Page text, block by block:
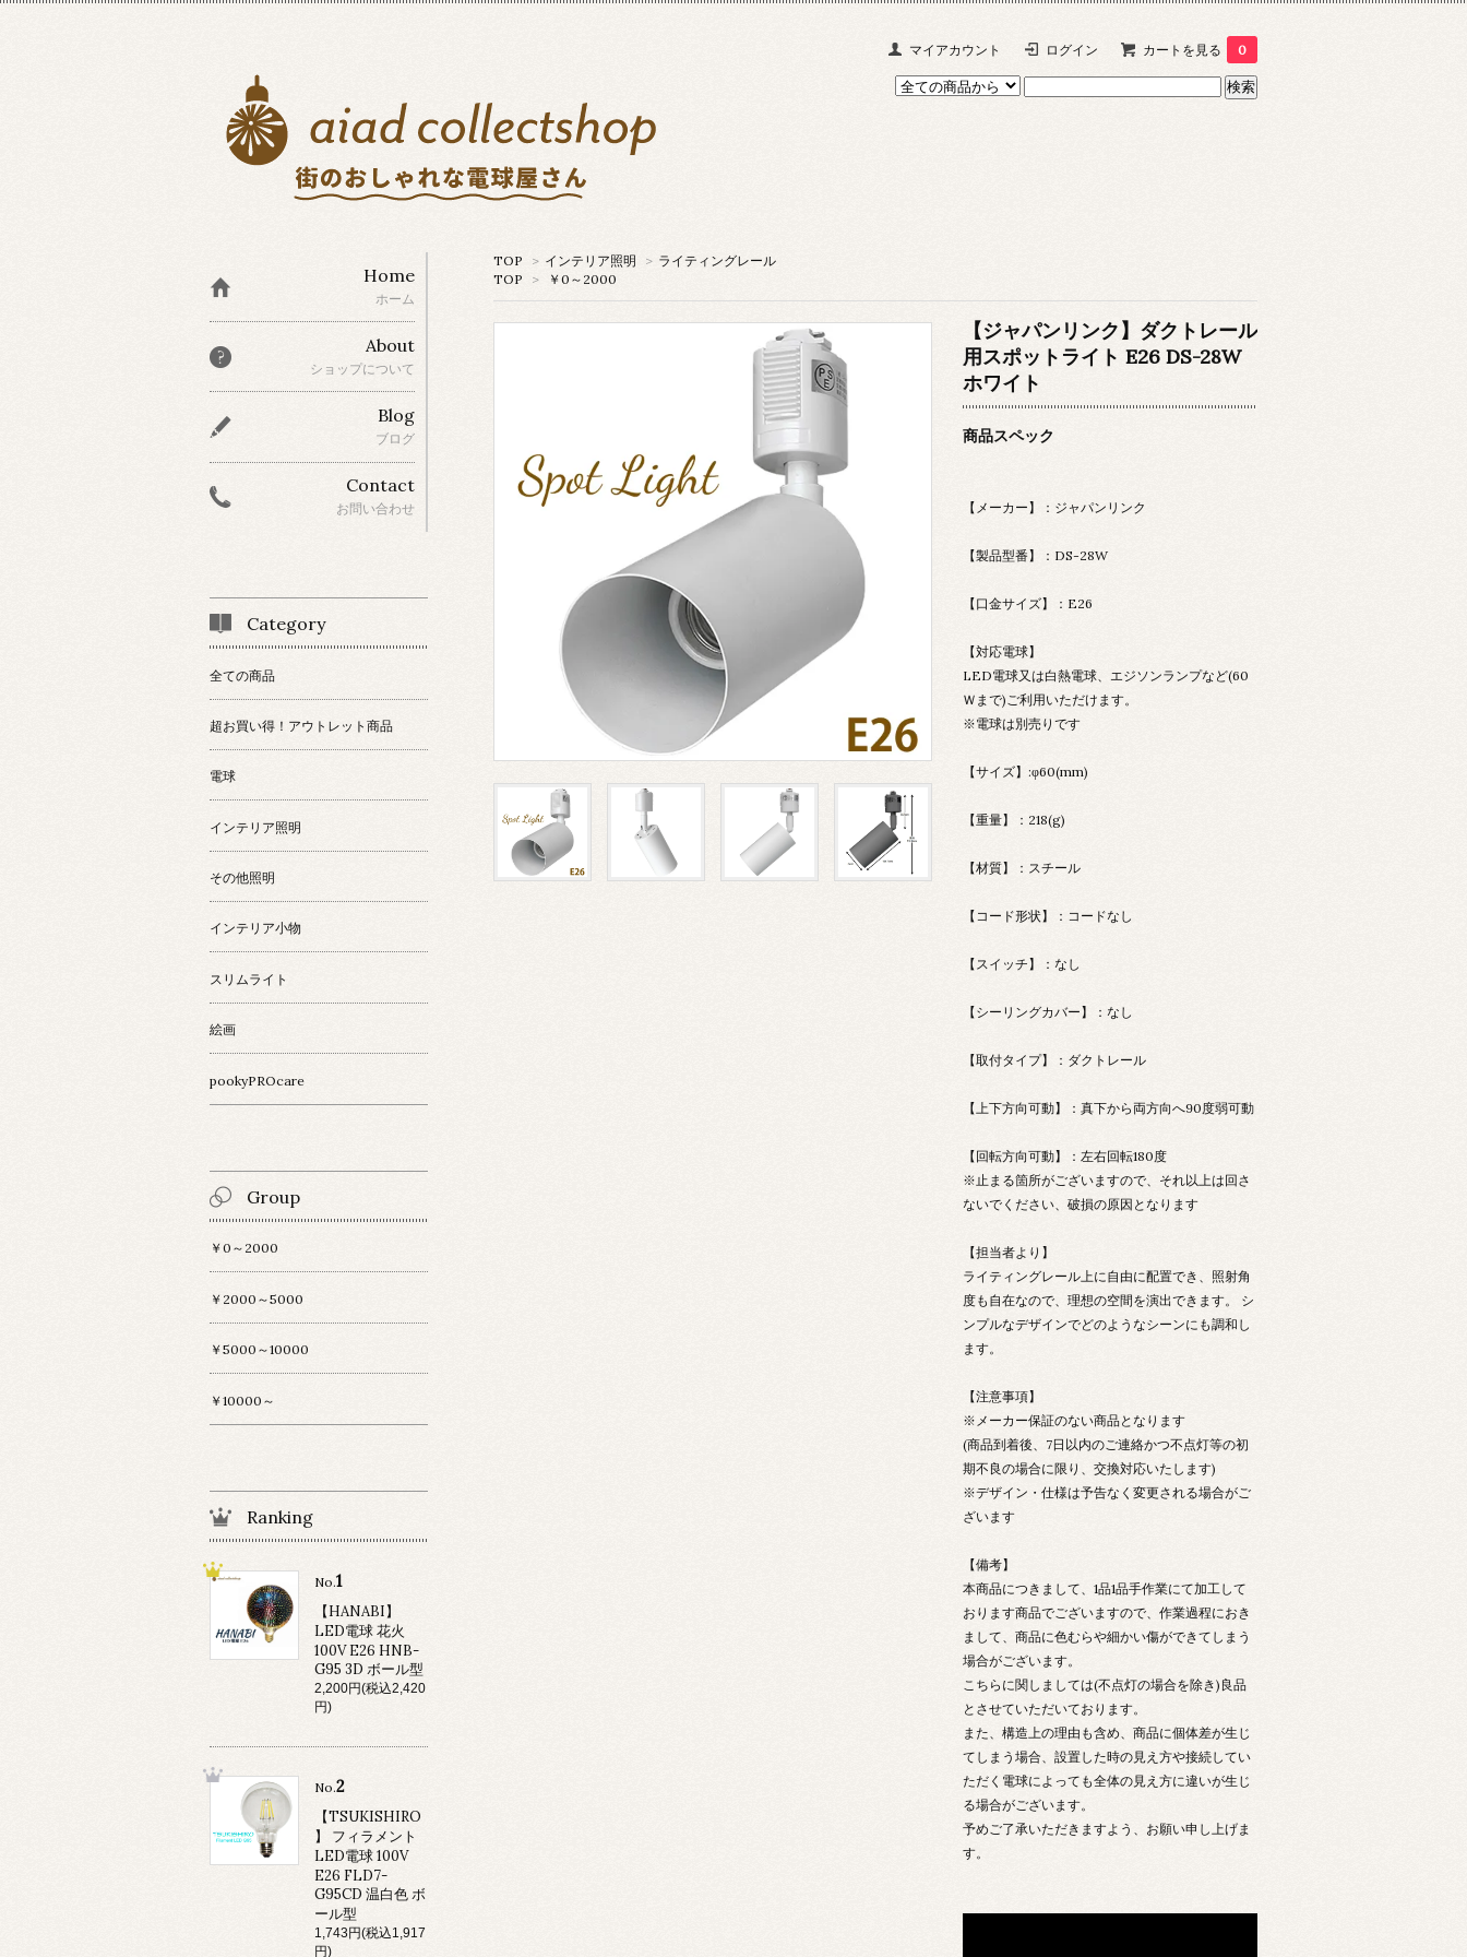
マイアカウント ログイン カートを見る 0
TOP > インテリア照明 > ライティングレール
TOP
> ￥0～2000
【ジャパンリンク】ダクトレール
用スポットライト E26 DS-28W
ホワイト
商品スペック
【メーカー】：ジャパンリンク
【製品型番】：DS-28W
【口金サイズ】：E26
【対応電球】
LED電球又は白熱電球、エジソンランプなど(60
Ｗまで)ご利用いただけます。
※電球は別売りです
【サイズ】:φ60(mm)
【重量】：218(g)
【材質】：スチール
【コード形状】：コードなし
【スイッチ】：なし
【シーリングカバー】：なし
【取付タイプ】：ダクトレール
【上下方向可動】：真下から両方向へ90度弱可動
【回転方向可動】：左右回転180度
※止まる箇所がございますので、それ以上は回さ
ないでください、破損の原因となります
【担当者より】
ライティングレール上に自由に配置でき、照射角
度も自在なので、理想の空間を演出できます。 シ
ンプルなデザインでどのようなシーンにも調和し
ます。
【注意事項】
※メーカー保証のない商品となります
(商品到着後、7日以内のご連絡かつ不点灯等の初
期不良の場合に限り、交換対応いたします)
※デザイン・仕様は予告なく変更される場合がご
ざいます
【備考】
本商品につきまして、1品1品手作業にて加工して
おります商品でございますので、作業過程におき
まして、商品に色むらや細かい傷ができてしまう
場合がございます。
こちらに関しましては(不点灯の場合を除き)良品
とさせていただいております。
また、構造上の理由も含め、商品に個体差が生じ
てしまう場合、設置した時の見え方や接続してい
ただく電球によっても全体の見え方に違いが生じ
る場合がございます。
予めご了承いただきますよう、お願い申し上げま
す。
Home
ホーム
About
ショップについて
Blog
ブログ
Contact
お問い合わせ
Category
全ての商品
超お買い得！アウトレット商品
電球
インテリア照明
その他照明
インテリア小物
スリムライト
絵画
pookyPROcare
Group
￥0～2000
￥2000～5000
￥5000～10000
￥10000～
Ranking
No.1
【HANABI】
LED電球 花火
100V E26 HNB-
G95 3D ボール型
2,200円(税込2,420
円)
No.2
【TSUKISHIRO
】 フィラメント
LED電球 100V
E26 FLD7-
G95CD 温白色 ボ
ール型
1,743円(税込1,917
円)